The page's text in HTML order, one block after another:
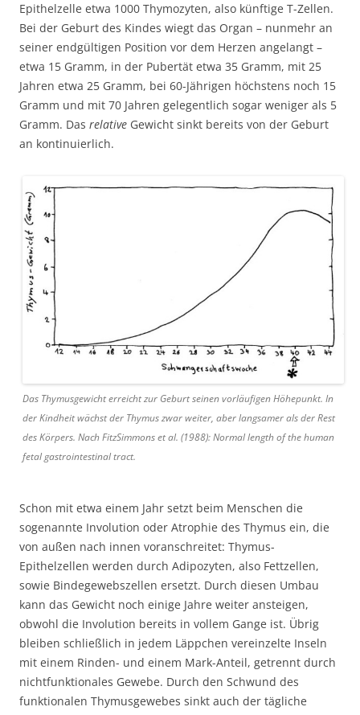
Epithelzelle etwa 1000 Thymozyten, also künftige T-Zellen.
Bei der Geburt des Kindes wiegt das Organ – nunmehr an
seiner endgültigen Position vor dem Herzen angelangt –
etwa 15 Gramm, in der Pubertät etwa 35 Gramm, mit 25
Jahren etwa 25 Gramm, bei 60-Jährigen höchstens noch 15
Gramm und mit 70 Jahren gelegentlich sogar weniger als 5
Gramm. Das relative Gewicht sinkt bereits von der Geburt
an kontinuierlich.
Das Thymusgewicht erreicht zur Geburt seinen vorläufigen Höhepunkt. In
der Kindheit wächst der Thymus zwar weiter, aber langsamer als der Rest
des Körpers. Nach FitzSimmons et al. (1988): Normal length of the human
fetal gastrointestinal tract.
Schon mit etwa einem Jahr setzt beim Menschen die
sogenannte Involution oder Atrophie des Thymus ein, die
von außen nach innen voranschreitet: Thymus-
Epithelzellen werden durch Adipozyten, also Fettzellen,
sowie Bindegewebszellen ersetzt. Durch diesen Umbau
kann das Gewicht noch einige Jahre weiter ansteigen,
obwohl die Involution bereits in vollem Gange ist. Übrig
bleiben schließlich in jedem Läppchen vereinzelte Inseln
mit einem Rinden- und einem Mark-Anteil, getrennt durch
nichtfunktionales Gewebe. Durch den Schwund des
funktionalen Thymusgewebes sinkt auch der tägliche